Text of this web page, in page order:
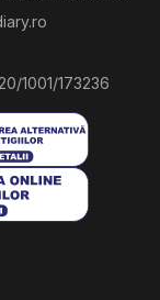
1001/173236